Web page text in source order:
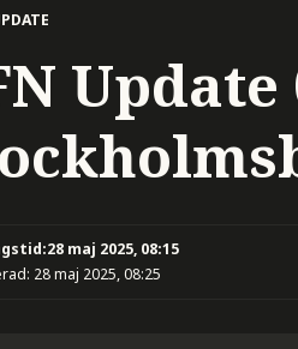
28 maj 2025, 08:15
28 maj 2025, 08:25